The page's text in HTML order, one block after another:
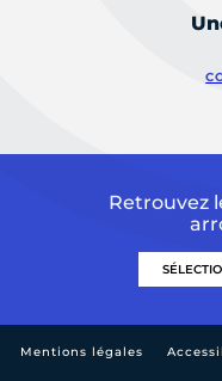
Retrouvez
Mentions légales